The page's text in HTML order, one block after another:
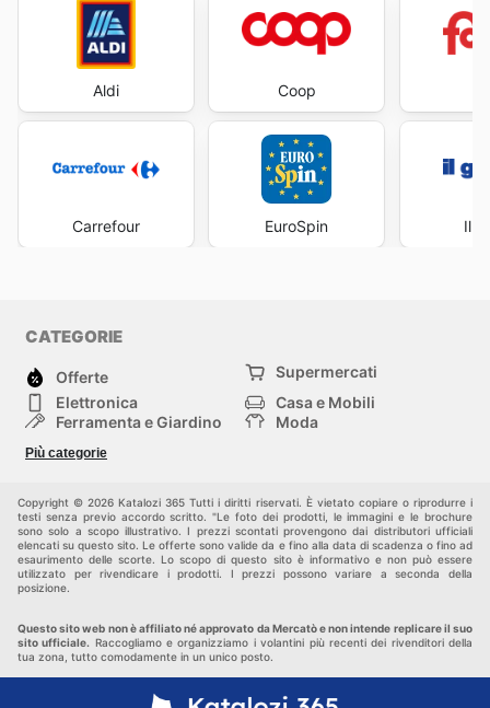
Aldi
Carrefour
Coop
EuroSpin Il
CATEGORIE
Offerte
Supermercati
Elettronica
Casa e Mobili
Ferramenta e Giardino
Moda
Bambini e Neonati
Più categorie
Copyright © 2026 Katalozi 365 Tutti i diritti riservati. È vietato copiare o riprodurre i
testi senza previo accordo scritto. "Le foto dei prodotti, le immagini e le brochure
sono solo a scopo illustrativo. I prezzi scontati provengono dai distributori ufficiali
elencati su questo sito. Le offerte sono valide da e fino alla data di scadenza o fino ad
esaurimento delle scorte. Lo scopo di questo sito è informativo e non può essere
utilizzato per rivendicare i prodotti. I prezzi possono variare a seconda della
posizione.
Questo sito web non è affiliato né approvato da Mercatò e non intende replicare il suo
sito ufficiale. Raccogliamo e organizziamo i volantini più recenti dei rivenditori della
tua zona, tutto comodamente in un unico posto.